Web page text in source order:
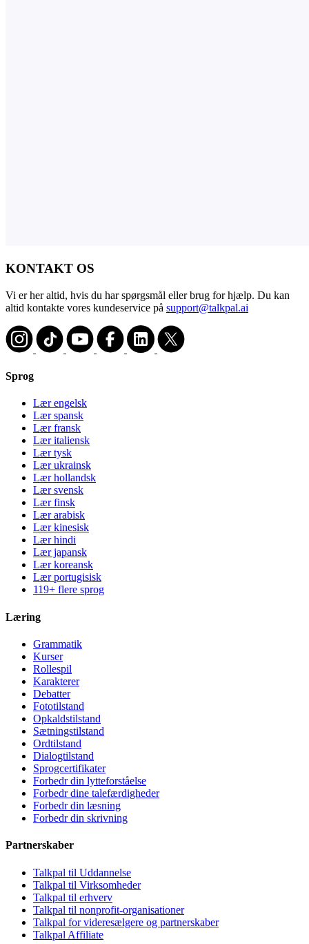
KONTAKT OS
Vi er her altid, hvis du har spørgsmål eller brug for hjælp. Du kan
altid kontakte vores kundeservice på support@talkpal.ai
Sprog
Lær engelsk
Lær spansk
Lær fransk
Lær italiensk
Lær tysk
Lær ukrainsk
Lær hollandsk
Lær svensk
Lær finsk
Lær arabisk
Lær kinesisk
Lær hindi
Lær japansk
Lær koreansk
Lær portugisisk
119+ flere sprog
Læring
Grammatik
Kurser
Rollespil
Karakterer
Debatter
Fototilstand
Opkaldstilstand
Sætningstilstand
Ordtilstand
Dialogtilstand
Sprogcertifikater
Forbedr din lytteforståelse
Forbedr dine talefærdigheder
Forbedr din læsning
Forbedr din skrivning
Partnerskaber
Talkpal til Uddannelse
Talkpal til Virksomheder
Talkpal til erhverv
Talkpal til nonprofit-organisationer
Talkpal for videresælgere og partnerskaber
Talkpal Affiliate